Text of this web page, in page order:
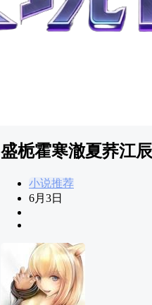
盛栀霍寒澈夏荞江
小说推荐
6月3日